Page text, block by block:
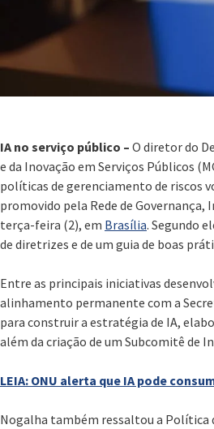
IA no serviço público – O diretor do
e da Inovação em Serviços Públicos
políticas de gerenciamento de riscos
promovido pela Rede de Governança,
terça-feira (2), em Brasília. Segundo
de diretrizes e de um guia de boas
Entre as principais iniciativas
alinhamento permanente com a
para construir a estratégia de IA,
além da criação de um Subcomitê de
LEIA: ONU alerta que IA pode
Nogalha também ressaltou a Política